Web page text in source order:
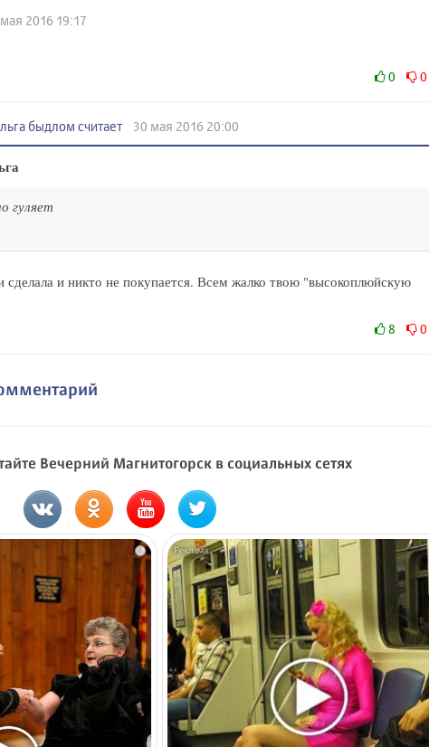
2016 19:17
0 0
быдлом считает 30 мая 2016 20:00
гуляет
и никто не покупается. Всем жалко твою "высокоплюйскую
8 0
Вечерний Магнитогорск в социальных сетях
i